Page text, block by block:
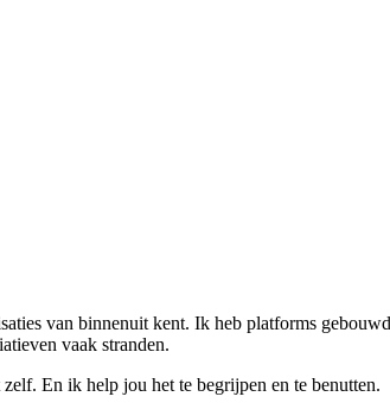
van binnenuit kent. Ik heb platforms
vaak stranden.
En ik help jou het te begrijpen en te benutten.